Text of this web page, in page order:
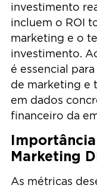
investimento
incluem o ROI
marketing e o
investimento.
é essencial
de marketing e
em dados
financeiro da
Marketing
As métricas